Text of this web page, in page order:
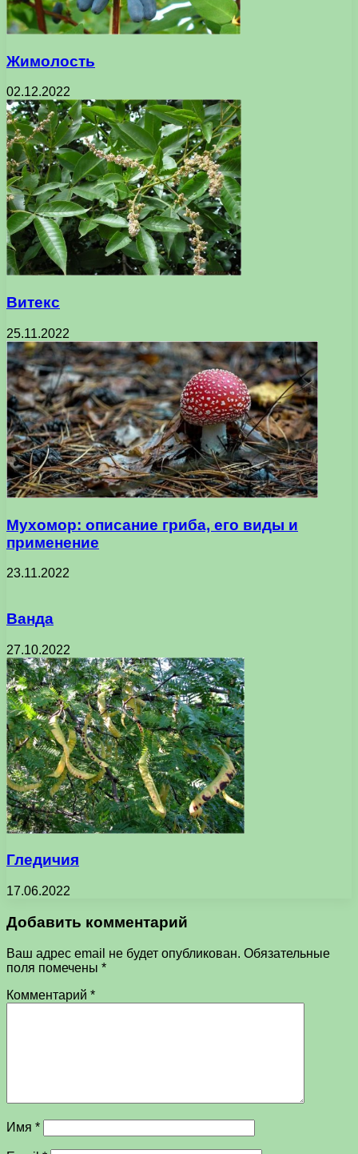
Жимолость
02.12.2022
Витекс
25.11.2022
Мухомор: описание гриба, его виды и
применение
23.11.2022
Ванда
27.10.2022
Гледичия
17.06.2022
Добавить комментарий
Ваш адрес email не будет опубликован. Обязательные
поля помечены *
Комментарий *
Имя *